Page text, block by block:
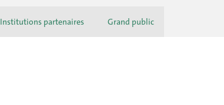
Institutions partenaires Grand public